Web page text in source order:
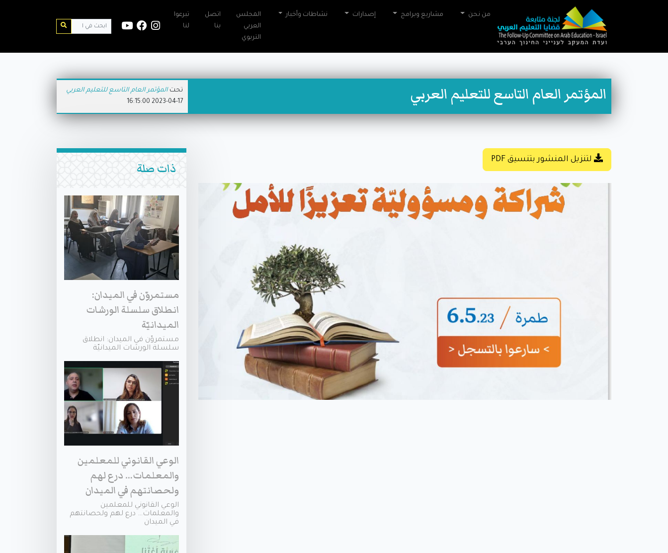
من نحن مشاريع وبرامج إصدارات نشاطات وأخبار
المجلس
العربي
التربوي
اتصل
بنا
تبرعوا
لنا
المؤتمر العام التاسع للتعليم العربي تحت المؤتمر العام التاسع للتعليم العربي
2023-04-17 16:15:00
لتنزيل المنشور بتنسيق PDF
ذات صلة
مستمروّن في الميدان:
انطلاق سلسلة الورشات
الميدانيّة
مستمروّن في الميدان: انطلاق
سلسلة الورشات الميدانيّة
الوعي القانوني للمعلمين
والمعلمات… درع لهم
ولحصانتهم في الميدان
الوعي القانوني للمعلمين
والمعلمات… درع لهم ولحصانتهم
في الميدان